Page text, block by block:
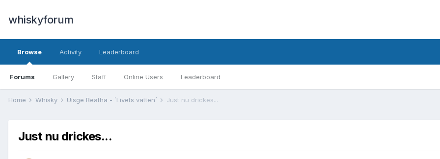
whiskyforum
Browse
Forums Gallery Staff Online Users Leaderboard
Activity Leaderboard
Home Whisky Uisge Beatha - `Livets vatten´ Just nu drickes...
Just nu drickes...